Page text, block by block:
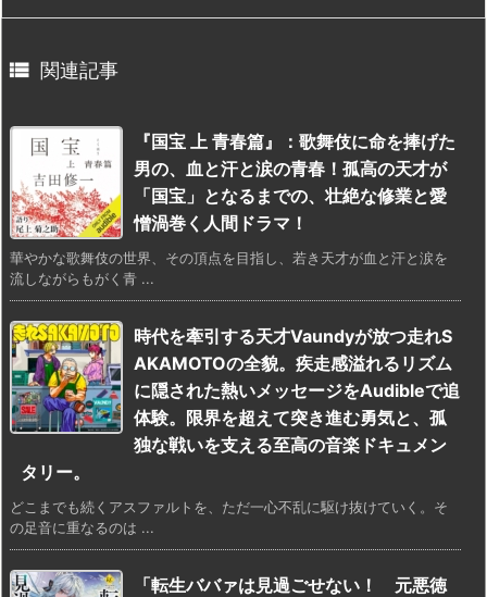
 関連記事
『国宝 上 青春篇』：歌舞伎に命を捧げた
男の、血と汗と涙の青春！孤高の天才が
「国宝」となるまでの、壮絶な修業と愛
憎渦巻く人間ドラマ！
華やかな歌舞伎の世界、その頂点を目指し、若き天才が血と汗と涙を
流しながらもがく青 ...
時代を牽引する天才Vaundyが放つ走れS
AKAMOTOの全貌。疾走感溢れるリズム
に隠された熱いメッセージをAudibleで追
体験。限界を超えて突き進む勇気と、孤
独な戦いを支える至高の音楽ドキュメン
タリー。
どこまでも続くアスファルトを、ただ一心不乱に駆け抜けていく。そ
の足音に重なるのは ...
「転生ババァは見過ごせない！ 元悪徳